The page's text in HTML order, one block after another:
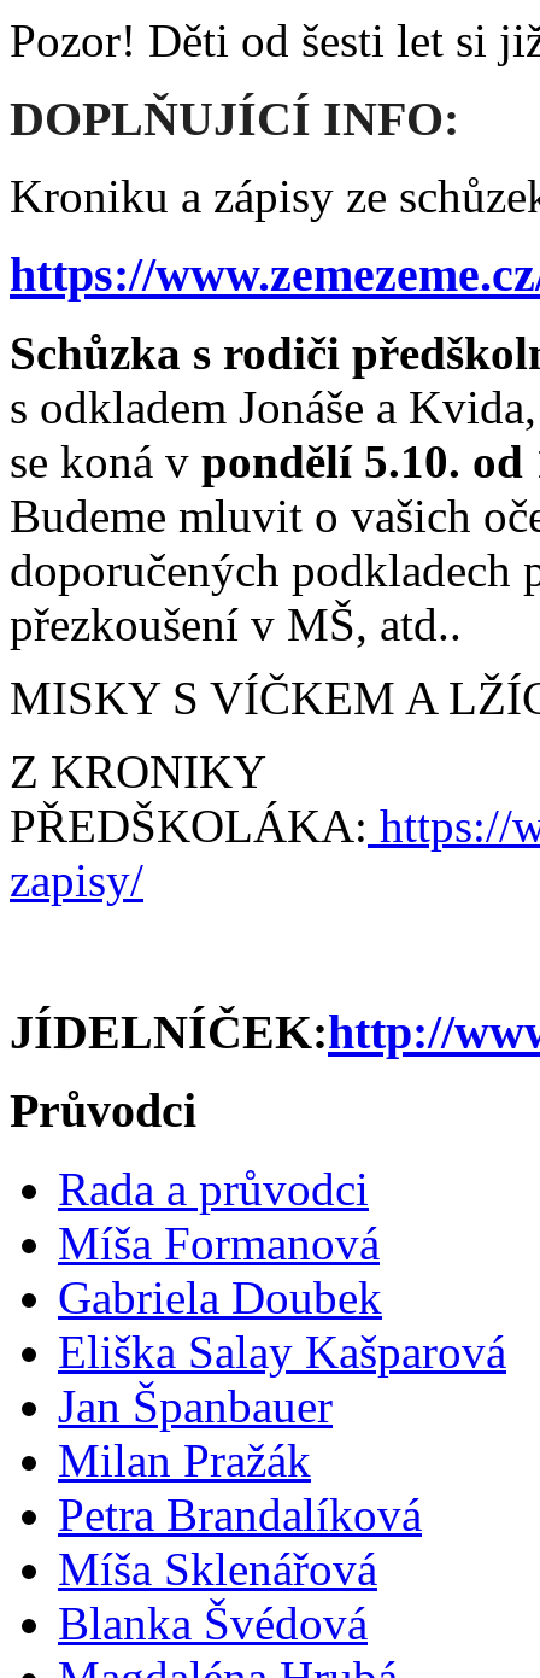
Pozor! Děti od šesti let si
DOPLŇUJÍCÍ INFO:
Kroniku a zápisy ze
https://
Schůzka s rodiči
s odkladem Jonáše a
se koná v pondělí 5.10.
Budeme mluvit o vašich
doporučených podkladech
přezkoušení v MŠ, atd..
MISKY S VÍČKEM A
Z KRONIKY
PŘEDŠKOLÁKA: https://
zapisy/
JÍDELNÍČEK:http://
Průvodci
Rada a průvodci
Míša Formanová
Gabriela Doubek
Eliška Salay Kašparová
Jan Španbauer
Milan Pražák
Petra Brandalíková
Míša Sklenářová
Blanka Švédová